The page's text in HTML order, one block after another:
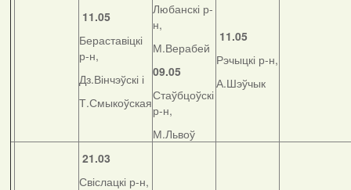
11.05
Бераставіцкі
р-н,
Дз.Вінчэўскі і
Т.Смыкоўская
Любанскі р-
н,
М.Верабей
09.05
Стаўбцоўскі
р-н,
М.Львоў
11.05
Рэчыцкі р-н,
А.Шэўчык
21.03
Свіслацкі р-н,